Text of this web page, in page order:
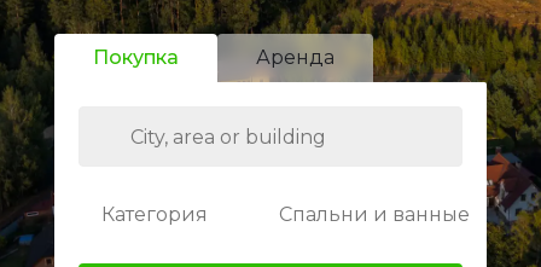
Покупка Аренда
Категория Спальни и ванные